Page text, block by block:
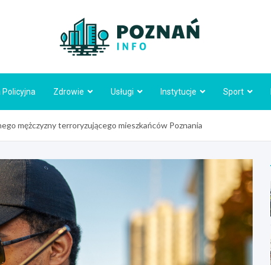
Policyjna Zdrowie Usługi Instytucje Sport
mężczyzny terroryzującego mieszkańców Poznania